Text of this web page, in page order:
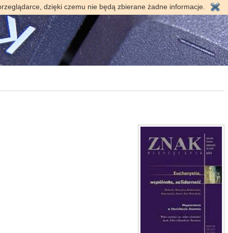
dzięki czemu nie będą zbierane żadne informacje.